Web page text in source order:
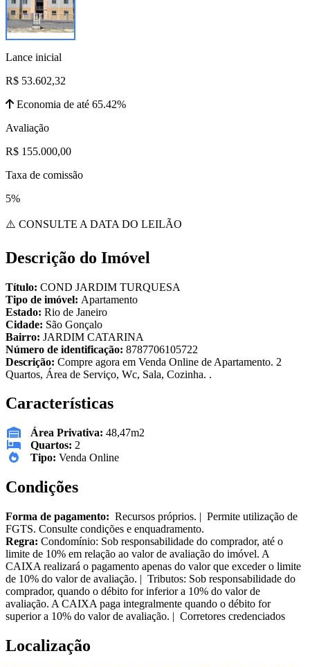
Lance inicial
R$ 53.602,32
Economia de até 65.42%
Avaliação
R$ 155.000,00
Taxa de comissão
5%
⚠️ CONSULTE A DATA DO LEILÃO
Descrição do Imóvel
Título: COND JARDIM TURQUESA
Tipo de imóvel: Apartamento
Estado: Rio de Janeiro
Cidade: São Gonçalo
Bairro: JARDIM CATARINA
Número de identificação: 8787706105722
Descrição: Compre agora em Venda Online de Apartamento. 2
Quartos, Área de Serviço, Wc, Sala, Cozinha. .
Características
Área Privativa: 48,47m2
Quartos: 2
Tipo: Venda Online
Condições
Forma de pagamento: Recursos próprios. | Permite utilização de
FGTS. Consulte condições e enquadramento.
Regra: Condomínio: Sob responsabilidade do comprador, até o
limite de 10% em relação ao valor de avaliação do imóvel. A
CAIXA realizará o pagamento apenas do valor que exceder o limite
de 10% do valor de avaliação. | Tributos: Sob responsabilidade do
comprador, quando o débito for inferior a 10% do valor de
avaliação. A CAIXA paga integralmente quando o débito for
superior a 10% do valor de avaliação. | Corretores credenciados
Localização